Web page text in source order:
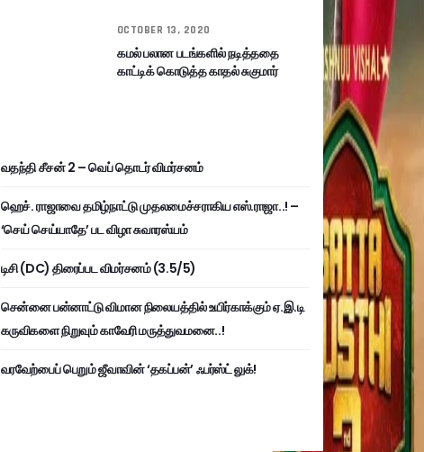
OCTOBER 13, 2020
கமல் பலான படங்களில் நடித்ததை
காட்டிக் கொடுத்த காதல் சுகுமார்
வதந்தி சீசன் 2 – வெப் தொடர் விமர்சனம்
ஹெச். ராஜாவை தமிழ்நாட்டு முதலமைச்சராகிய எஸ்.ராஜா..! –
‘செய் செய்யாதே’ பட விழா சுவாரஸ்யம்
டிசி (DC) திரைப்பட விமர்சனம் (3.5/5)
சென்னை பன்னாட்டு விமான நிலையத்தில் உயிர்காக்கும் ஏ.இ.டி
கருவிகளை நிறுவும் காவேரி மருத்துவமனை..!
வரவேற்பைப் பெறும் ஜீவாவின் ‘தகப்பன்’ ஃபர்ஸ்ட் லுக்!